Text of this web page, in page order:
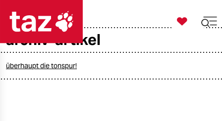

taz zahl ich
archiv-artikel
überhaupt die tonspur!